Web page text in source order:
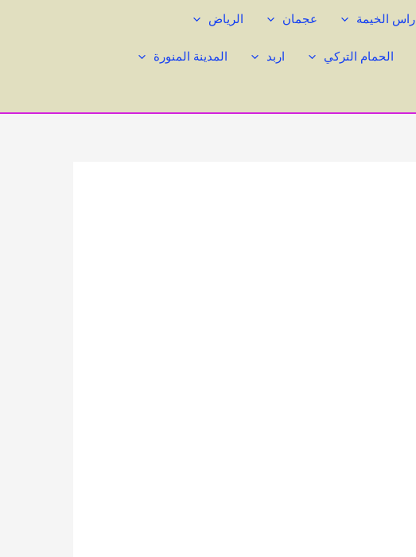
راس الخيمة عجمان الرياض
الحمام التركي اربد المدينة المنورة